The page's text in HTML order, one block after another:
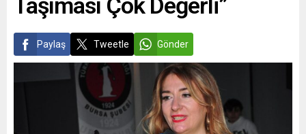
Taşıması Çok Değerli”
Paylaş Tweetle Gönder